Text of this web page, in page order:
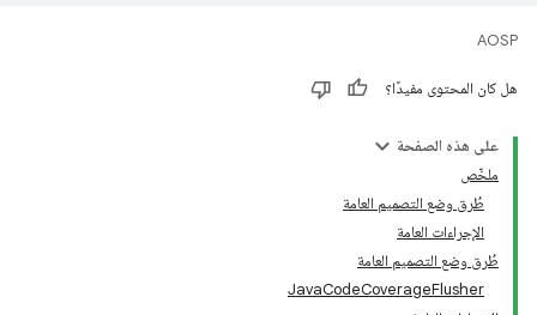
AOSP
هل كان المحتوى مفيدًا؟
على هذه الصفحة
ملخّص
طُرق وضع التصميم العامة
الإجراءات العامة
طُرق وضع التصميم العامة
JavaCodeCoverageFlusher